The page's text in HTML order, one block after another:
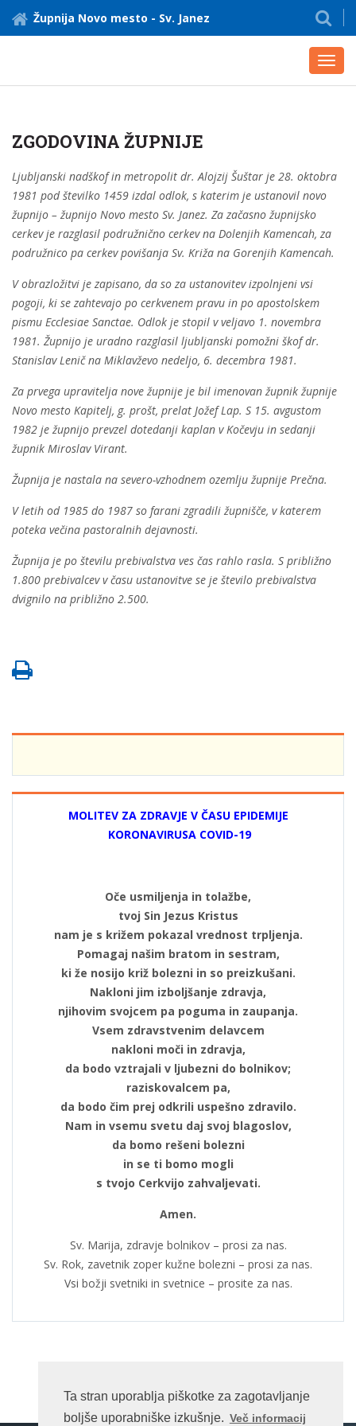
Ta stran uporablja piškotke za zagotavljanje
boljše uporabniške izkušnje. Več informacij
Župnija Novo mesto - Sv. Janez
ZGODOVINA ŽUPNIJE
Ljubljanski nadškof in metropolit dr. Alojzij Šuštar je 28. oktobra
1981 pod številko 1459 izdal odlok, s katerim je ustanovil novo
župnijo – župnijo Novo mesto Sv. Janez. Za začasno župnijsko
cerkev je razglasil podružnično cerkev na Dolenjih Kamencah, za
podružnico pa cerkev povišanja Sv. Križa na Gorenjih Kamencah.
V obrazložitvi je zapisano, da so za ustanovitev izpolnjeni vsi
pogoji, ki se zahtevajo po cerkvenem pravu in po apostolskem
pismu Ecclesiae Sanctae. Odlok je stopil v veljavo 1. novembra
1981. Župnijo je uradno razglasil ljubljanski pomožni škof dr.
Stanislav Lenič na Miklavževo nedeljo, 6. decembra 1981.
Za prvega upravitelja nove župnije je bil imenovan župnik župnije
Novo mesto Kapitelj, g. prošt, prelat Jožef Lap. S 15. avgustom
1982 je župnijo prevzel dotedanji kaplan v Kočevju in sedanji
župnik Miroslav Virant.
Župnija je nastala na severo-vzhodnem ozemlju župnije Prečna.
V letih od 1985 do 1987 so farani zgradili župnišče, v katerem
poteka večina pastoralnih dejavnosti.
Župnija je po številu prebivalstva ves čas rahlo rasla. S približno
1.800 prebivalcev v času ustanovitve se je število prebivalstva
dvignilo na približno 2.500.
MOLITEV ZA ZDRAVJE V ČASU EPIDEMIJE
KORONAVIRUSA COVID-19
Oče usmiljenja in tolažbe,
tvoj Sin Jezus Kristus
nam je s križem pokazal vrednost trpljenja.
Pomagaj našim bratom in sestram,
ki že nosijo križ bolezni in so preizkušani.
Nakloni jim izboljšanje zdravja,
njihovim svojcem pa poguma in zaupanja.
Vsem zdravstvenim delavcem
nakloni moči in zdravja,
da bodo vztrajali v ljubezni do bolnikov;
raziskovalcem pa,
da bodo čim prej odkrili uspešno zdravilo.
Nam in vsemu svetu daj svoj blagoslov,
da bomo rešeni bolezni
in se ti bomo mogli
s tvojo Cerkvijo zahvaljevati.
Amen.
Sv. Marija, zdravje bolnikov – prosi za nas.
Sv. Rok, zavetnik zoper kužne bolezni – prosi za nas.
Vsi božji svetniki in svetnice – prosite za nas.